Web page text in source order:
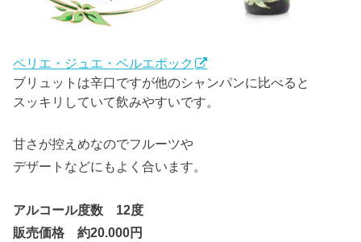
ペリエ・ジュエ・ベルエポック
ブリュットは辛口ですが他のシャンパンに比べると
スッキリしていて飲みやすいです。
甘さが控えめなのでフルーツや
デザートなどにもよく合います。
アルコール度数 12度
販売価格 約20.000円